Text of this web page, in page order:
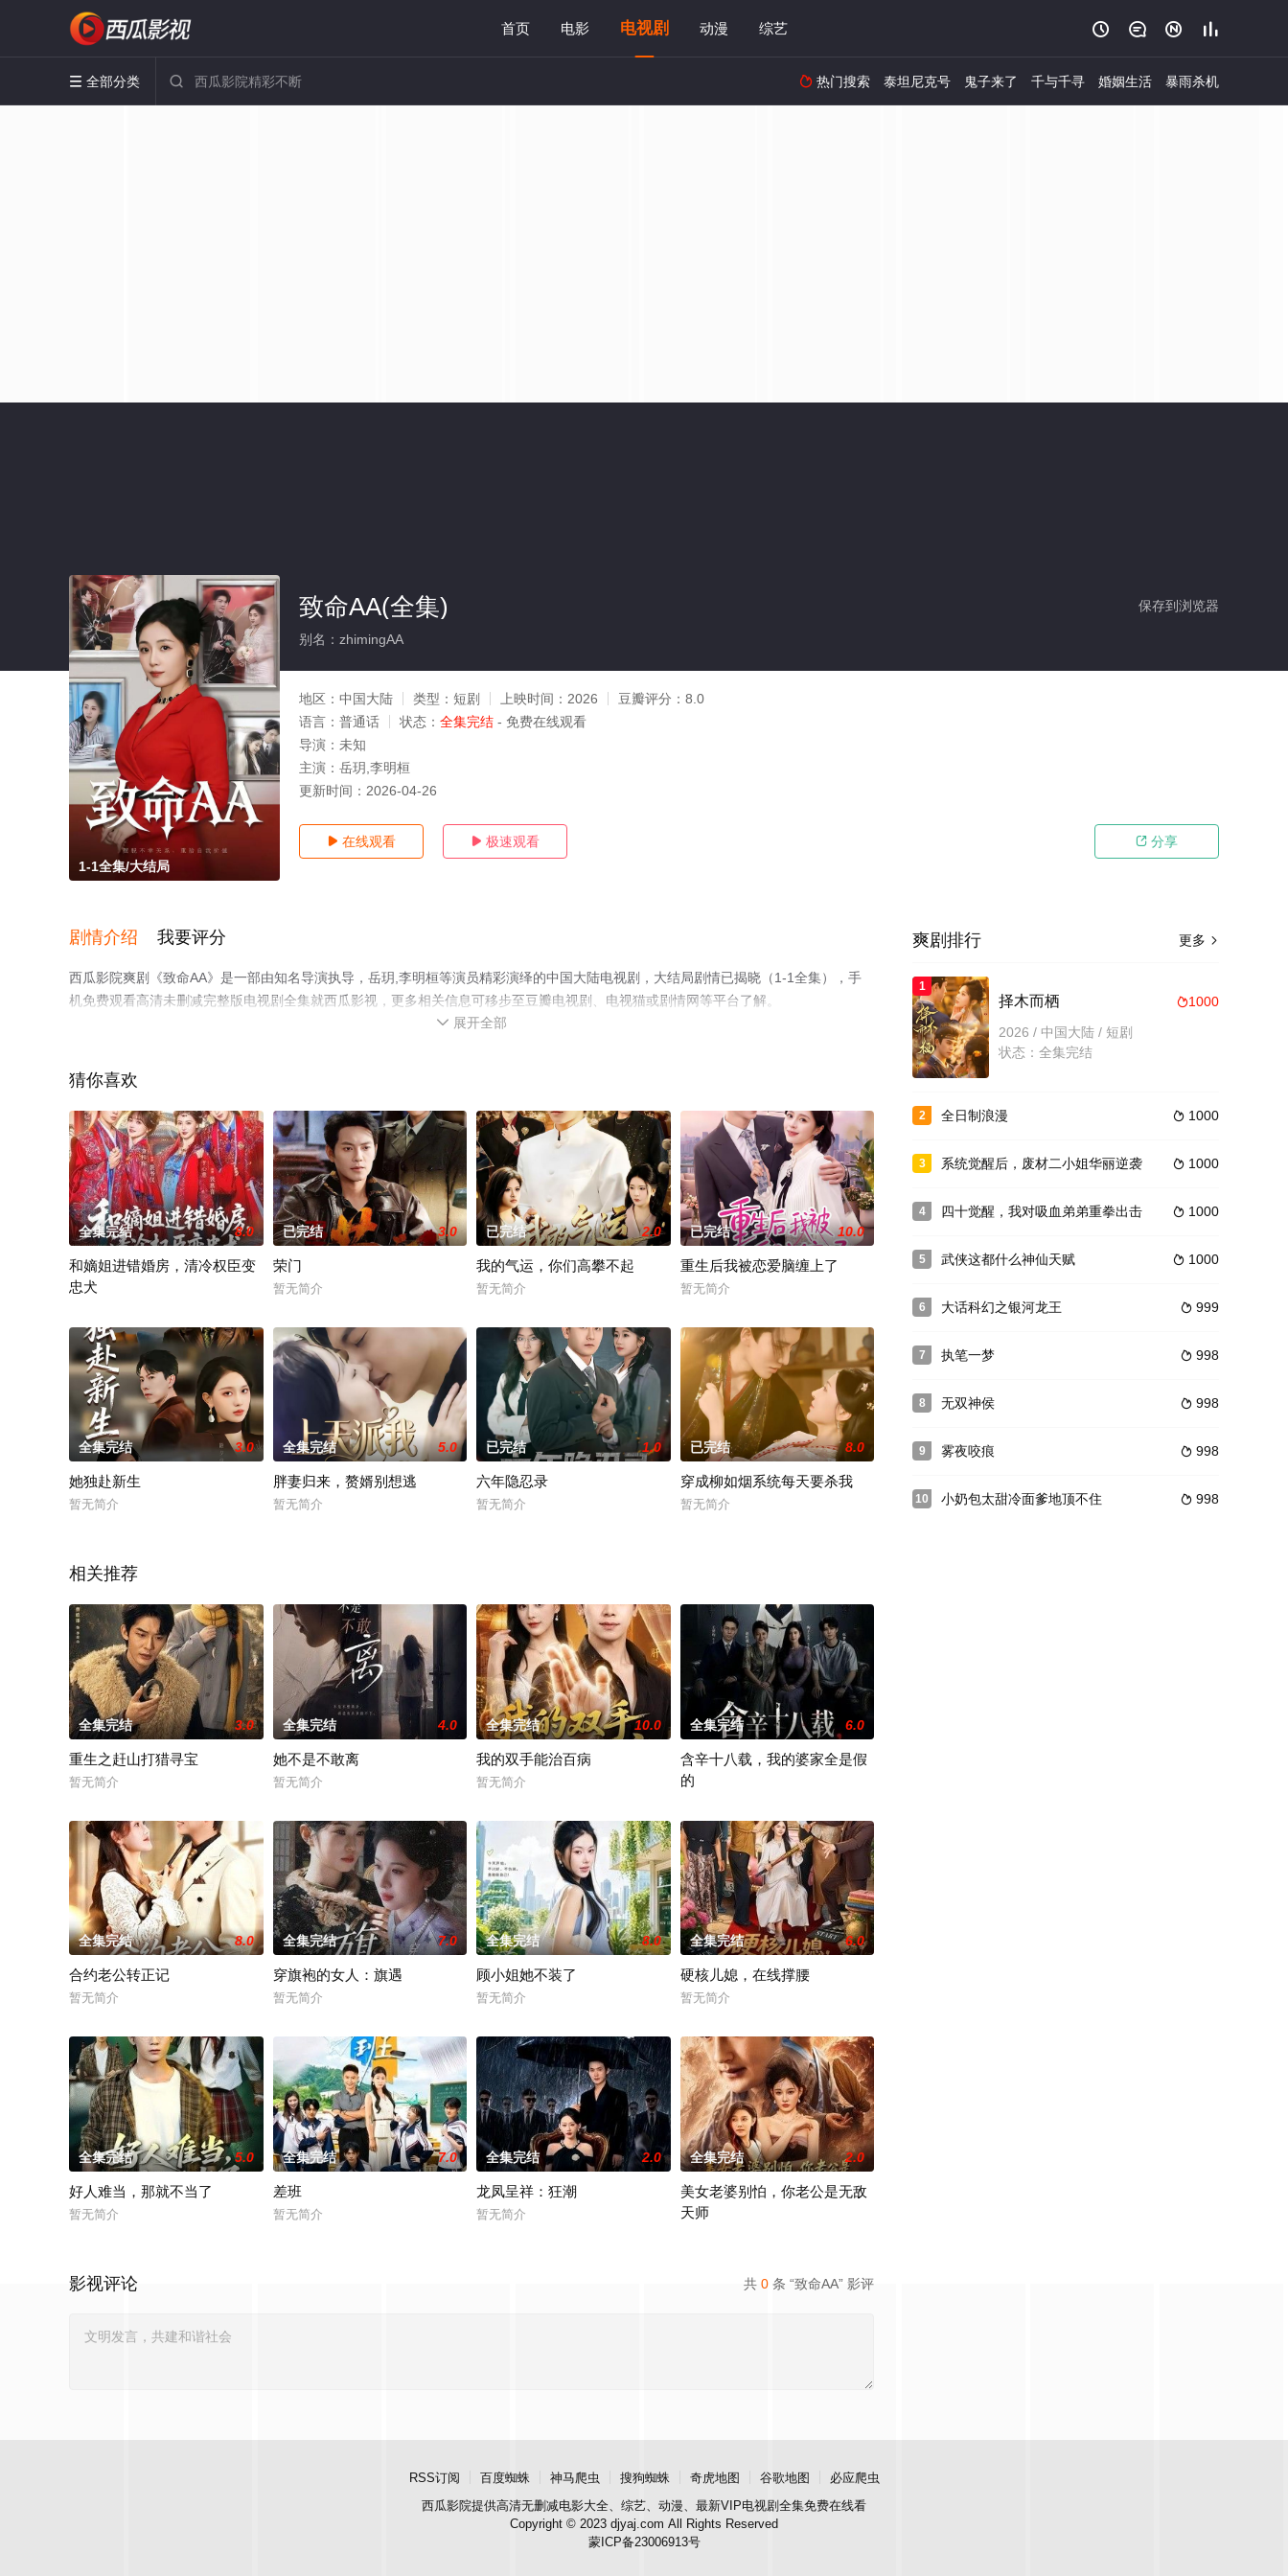
首页 电影 电视剧 动漫 综艺    
 全部分类   热门搜索 泰坦尼克号 鬼子来了 千与千寻 婚姻生活 暴雨杀机
1-1全集/大结局
保存到浏览器
致命AA(全集)
别名：zhimingAA
地区： 中国大陆 类型： 短剧 上映时间： 2026 豆瓣评分： 8.0
语言： 普通话 状态： 全集完结 - 免费在线观看
导演： 未知
主演： 岳玥,李明桓
更新时间： 2026-04-26
 在线观看  极速观看  分享
剧情介绍 我要评分
西瓜影院爽剧《致命AA》是一部由知名导演执导，岳玥,李明桓等演员精彩演绎的中国大陆电视剧，大结局剧情已揭晓（1-1全集），手
机免费观看高清未删减完整版电视剧全集就西瓜影视，更多相关信息可移步至豆瓣电视剧、电视猫或剧情网等平台了解。
 展开全部
猜你喜欢
全集完结 8.0
和嫡姐进错婚房，清冷权臣变
忠犬
已完结 3.0
荣门
暂无简介
已完结 2.0
我的气运，你们高攀不起
暂无简介
已完结 10.0
重生后我被恋爱脑缠上了
暂无简介
全集完结 3.0
她独赴新生
暂无简介
全集完结 5.0
胖妻归来，赘婿别想逃
暂无简介
已完结 1.0
六年隐忍录
暂无简介
已完结 8.0
穿成柳如烟系统每天要杀我
暂无简介
相关推荐
全集完结 3.0
重生之赶山打猎寻宝
暂无简介
全集完结 4.0
她不是不敢离
暂无简介
全集完结 10.0
我的双手能治百病
暂无简介
全集完结 6.0
含辛十八载，我的婆家全是假
的
全集完结 8.0
合约老公转正记
暂无简介
全集完结 7.0
穿旗袍的女人：旗遇
暂无简介
全集完结 8.0
顾小姐她不装了
暂无简介
全集完结 6.0
硬核儿媳，在线撑腰
暂无简介
全集完结 5.0
好人难当，那就不当了
暂无简介
全集完结 7.0
差班
暂无简介
全集完结 2.0
龙凤呈祥：狂潮
暂无简介
全集完结 2.0
美女老婆别怕，你老公是无敌
天师
共 0 条 “致命AA” 影评
影视评论
更多 
爽剧排行
1
1000
择木而栖
2026 / 中国大陆 / 短剧
状态：全集完结
2  1000
全日制浪漫
3  1000
系统觉醒后，废材二小姐华丽逆袭
4  1000
四十觉醒，我对吸血弟弟重拳出击
5  1000
武侠这都什么神仙天赋
6  999
大话科幻之银河龙王
7  998
执笔一梦
8  998
无双神侯
9  998
雾夜咬痕
10  998
小奶包太甜冷面爹地顶不住
RSS订阅 百度蜘蛛 神马爬虫 搜狗蜘蛛 奇虎地图 谷歌地图
必应爬虫
西瓜影院提供高清无删减电影大全、综艺、动漫、最新VIP电视剧全集免费在线看
Copyright © 2023 djyaj.com All Rights Reserved
蒙ICP备23006913号